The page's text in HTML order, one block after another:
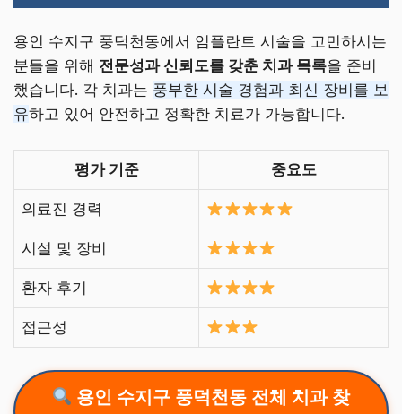
용인 수지구 풍덕천동에서 임플란트 시술을 고민하시는
분들을 위해 전문성과 신뢰도를 갖춘 치과 목록을 준비
했습니다. 각 치과는 풍부한 시술 경험과 최신 장비를 보
유하고 있어 안전하고 정확한 치료가 가능합니다.
평가 기준 중요도
의료진 경력
시설 및 장비
환자 후기
접근성
용인 수지구 풍덕천동 전체 치과 찾